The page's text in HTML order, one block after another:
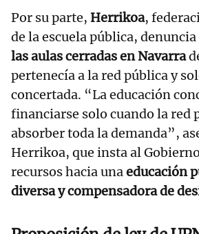
Por su parte, Herrikoa,
de la escuela pública, denuncia
las aulas cerradas en Navarra
pertenecía a la red pública y
concertada. “La educación
financiarse solo cuando la red
absorber toda la demanda”,
Herrikoa, que insta al
recursos hacia unaeducación
diversa y compensadora de